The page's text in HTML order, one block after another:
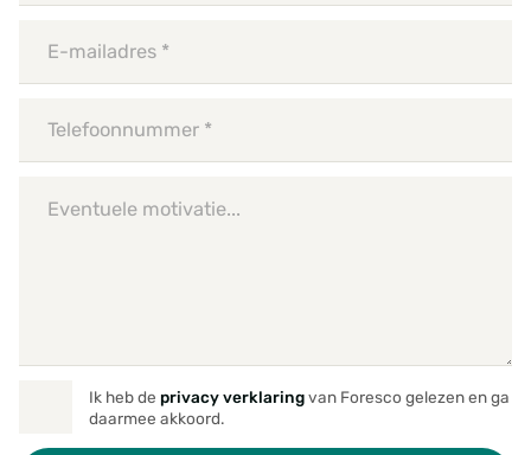
Ik heb de privacy verklaringvan Foresco gelezen en ga
daarmee akkoord.